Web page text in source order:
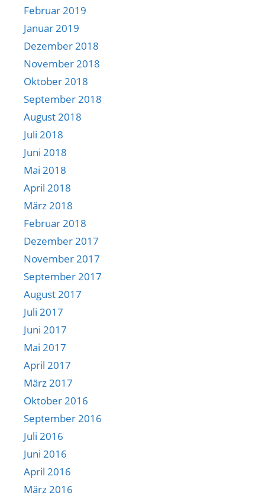
Februar 2019
Januar 2019
Dezember 2018
November 2018
Oktober 2018
September 2018
August 2018
Juli 2018
Juni 2018
Mai 2018
April 2018
März 2018
Februar 2018
Dezember 2017
November 2017
September 2017
August 2017
Juli 2017
Juni 2017
Mai 2017
April 2017
März 2017
Oktober 2016
September 2016
Juli 2016
Juni 2016
April 2016
März 2016